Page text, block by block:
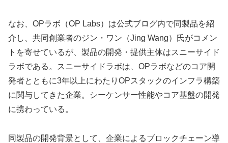
なお、OPラボ（OP Labs）は公式ブログ内で同製品を紹
介し、共同創業者のジン・ワン（Jing Wang）氏がコメン
トを寄せているが、製品の開発・提供主体はスニーサイド
ラボである。スニーサイドラボは、OPラボなどのコア開
発者とともに3年以上にわたりOPスタックのインフラ構築
に関与してきた企業。シーケンサー性能やコア基盤の開発
に携わっている。
同製品の開発背景として、企業によるブロックチェーン導